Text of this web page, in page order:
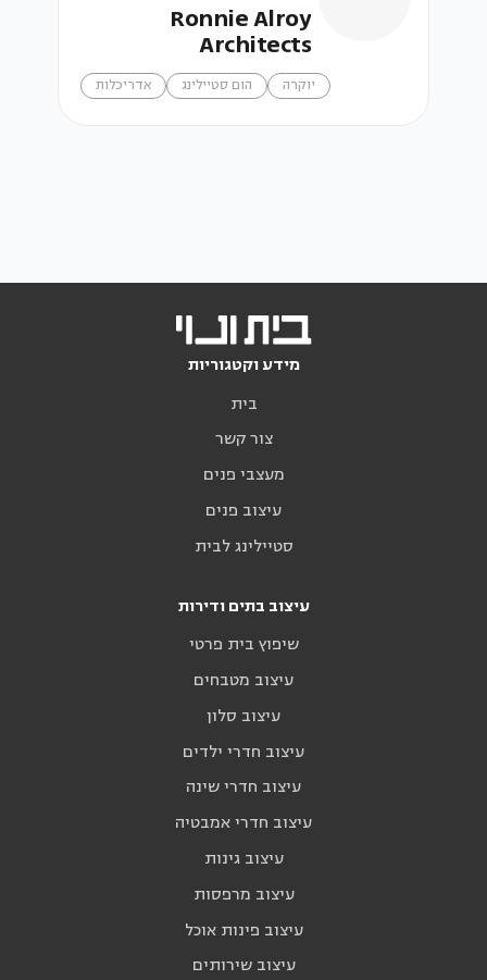
Ronnie Alroy
Architects
יוקרה הום סטיילינג אדריכלות
מידע וקטגוריות
בית
צור קשר
מעצבי פנים
עיצוב פנים
סטיילינג לבית
עיצוב בתים ודירות
שיפוץ בית פרטי
עיצוב מטבחים
עיצוב סלון
עיצוב חדרי ילדים
עיצוב חדרי שינה
עיצוב חדרי אמבטיה
עיצוב גינות
עיצוב מרפסות
עיצוב פינות אוכל
עיצוב שירותים